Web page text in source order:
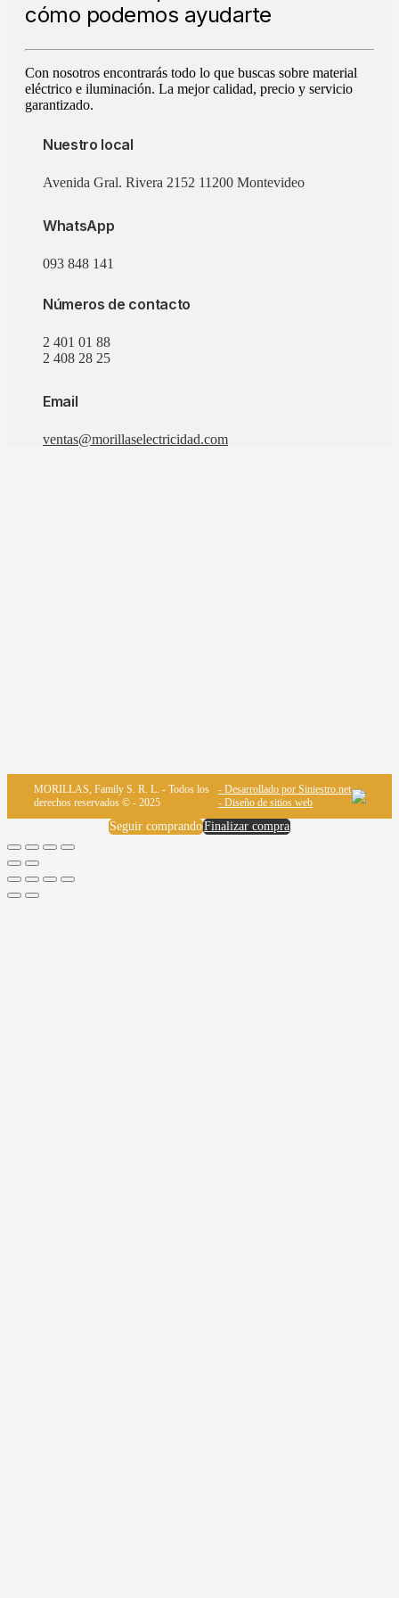
cómo podemos ayudarte
Con nosotros encontrarás todo lo que buscas sobre material
eléctrico e iluminación. La mejor calidad, precio y servicio
garantizado.
Nuestro local
Avenida Gral. Rivera 2152 11200 Montevideo
WhatsApp
093 848 141
Números de contacto
2 401 01 88
2 408 28 25
Email
ventas@morillaselectricidad.com
MORILLAS, Family S. R. L. - Todos los
derechos reservados © - 2025
- Desarrollado por Siniestro.net
- Diseño de sitios web
Finalizar compra
Seguir comprando